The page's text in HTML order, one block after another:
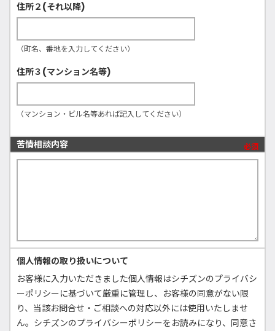
住所２(それ以降)
（町名、番地を入力してください）
住所３(マンション名等)
（マンション・ビル名等あれば記入してください）
苦情相談内容 必須
個人情報の取り扱いについて
お客様に入力いただきました個人情報はシチズンのプライバシ
ーポリシーに基づいて厳重に管理し、お客様の同意がない限
り、当該お問合せ・ご相談への対応以外には使用いたしませ
ん。シチズンのプライバシーポリシーをお読みになり、同意さ